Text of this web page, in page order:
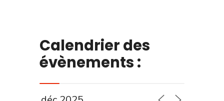
Calendrier des
évènements :